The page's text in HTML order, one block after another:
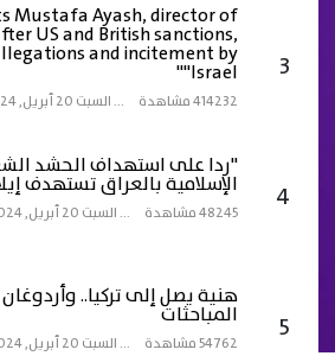
3
Mustafa Ayash, director of
US and British sanctions,
and incitement by
"Israel"
414232 مشاهدة ... السبت 20 أبريل, 2024
4
"ردا على استهداف الحشد
الإسلامية بالعراق تستهدف
48245 مشاهدة ... السبت 20 أبريل, 2024
5
هنية يصل إلى تركيا..
المباحثات
54762 مشاهدة ... السبت 20 أبريل, 2024